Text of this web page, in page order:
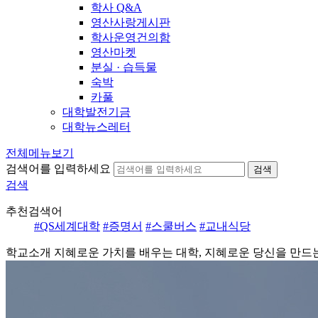
학사 Q&A
영산사랑게시판
학사운영건의함
영산마켓
분실 · 습득물
숙박
카풀
대학발전기금
대학뉴스레터
전체메뉴보기
검색어를 입력하세요
검색
검색
추천검색어
#QS세계대학 #증명서 #스쿨버스 #교내식당
학교소개 지혜로운 가치를 배우는 대학, 지혜로운 당신을 만드